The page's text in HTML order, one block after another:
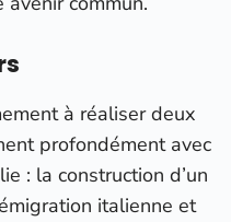
à réaliser deux
profondément avec
: la construction d’un
italienne et